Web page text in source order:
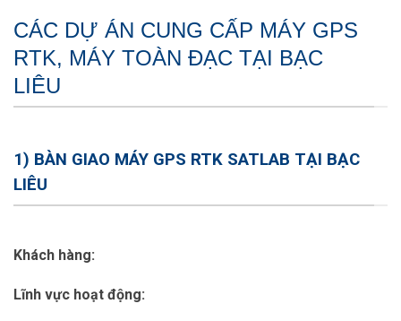
CÁC DỰ ÁN CUNG CẤP MÁY GPS
RTK, MÁY TOÀN ĐẠC TẠI BẠC
LIÊU
1) BÀN GIAO MÁY GPS RTK SATLAB TẠI BẠC
LIÊU
Khách hàng:
Lĩnh vực hoạt động: